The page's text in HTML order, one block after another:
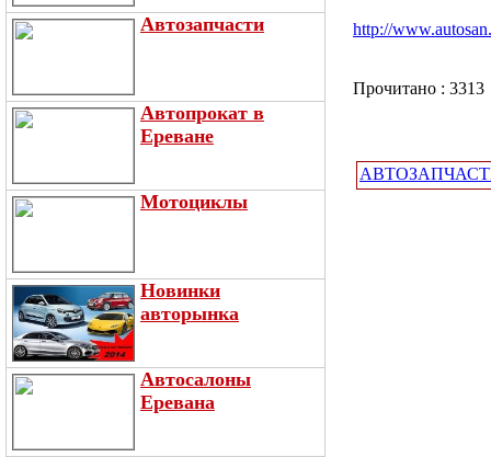
Автозапчасти
Автопрокат в
Ереване
Мотоциклы
Новинки
авторынка
Автосалоны
Еревана
http://
Прочитано : 3313